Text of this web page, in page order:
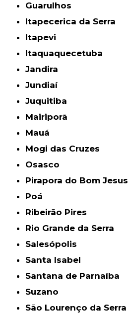
Guarulhos
Itapecerica da Serra
Itapevi
Itaquaquecetuba
Jandira
Jundiaí
Juquitiba
Mairiporã
Mauá
Mogi das Cruzes
Osasco
Pirapora do Bom Jesus
Poá
Ribeirão Pires
Rio Grande da Serra
Salesópolis
Santa Isabel
Santana de Parnaíba
Suzano
São Lourenço da Serra